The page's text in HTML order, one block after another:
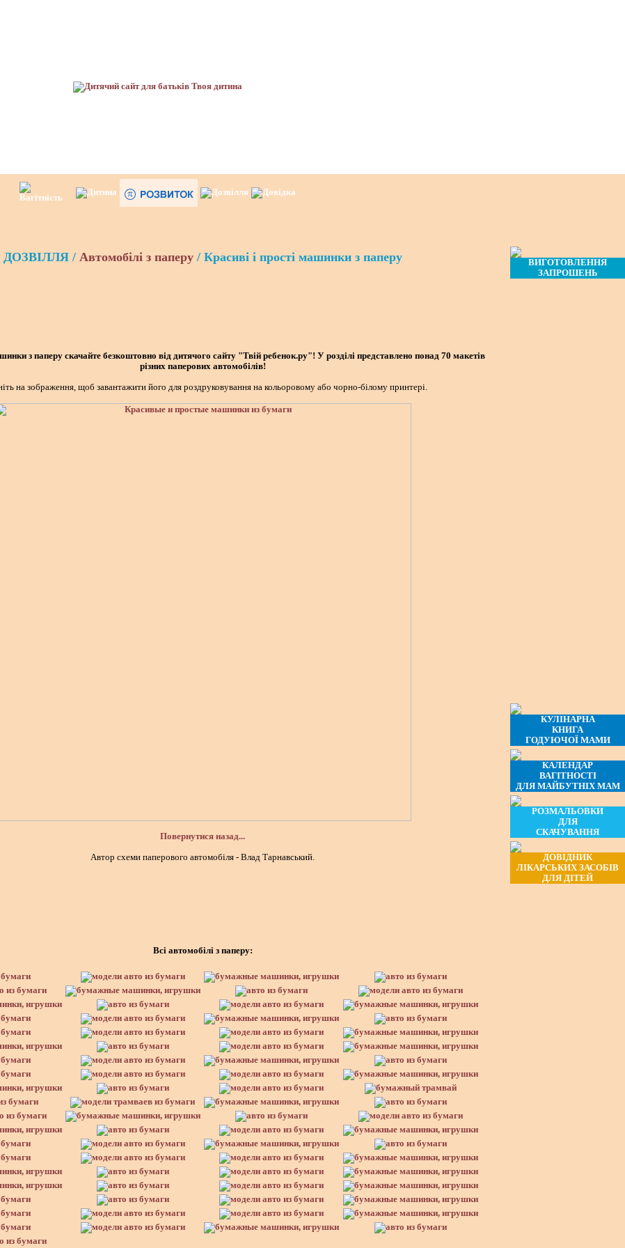
ДОЗВІЛЛЯ / Автомобілі з паперу/ Красиві і прості машинки з паперу
з паперу скачайте безкоштовно від дитячого сайту "Твій ребенок.ру"! У розділі представлено понад 70 макетів
різних паперових автомобілів!
на зображення, щоб завантажити його для роздруковування на кольоровому або чорно-білому принтері.
Повернутися назад...
Автор схеми паперового автомобіля - Влад Тарнавський.
Всі автомобілі з паперу:
ВИГОТОВЛЕННЯ
ЗАПРОШЕНЬ
КУЛІНАРНА
КНИГА
ГОДУЮЧОЇ МАМИ
КАЛЕНДАР
ВАГІТНОСТІ
ДЛЯ МАЙБУТНІХ МАМ
РОЗМАЛЬОВКИ
ДЛЯ
СКАЧУВАННЯ
ДОВІДНИК
ЛІКАРСЬКИХ ЗАСОБІВ
ДЛЯ ДІТЕЙ